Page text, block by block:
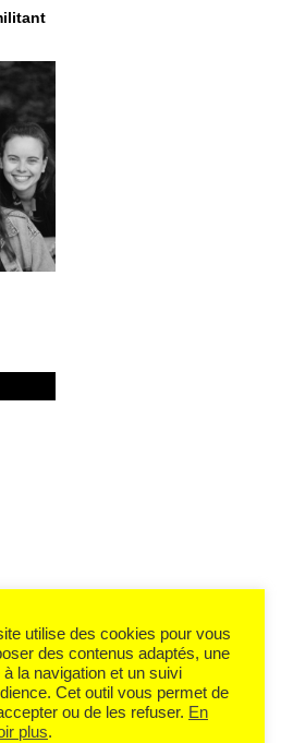
utilise des cookies pour vous
des contenus adaptés, une
à la navigation et un suivi
Cet outil vous permet de
ou de les refuser. En
plus.